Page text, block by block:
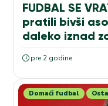
FUDBAL SE
pratili bivši
daleko iznad
pre 2 godine
Domaći fudbal